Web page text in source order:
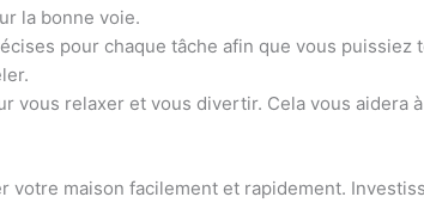
la bonne voie.
pour chaque tâche afin que vous
vous relaxer et vous divertir. Cela vous aidera
votre maison facilement et rapidement.